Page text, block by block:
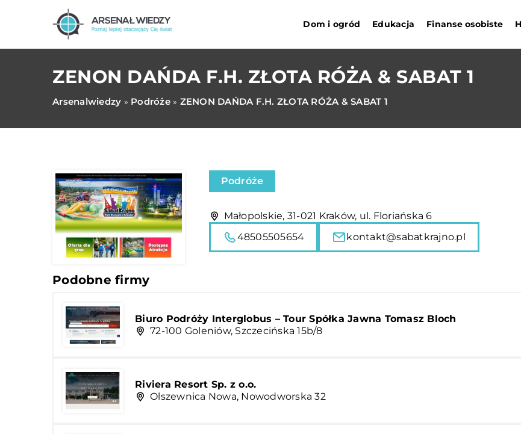
Dom i ogród Edukacja Finanse osobiste
ZENON DAŃDA F.H. ZŁOTA RÓŻA & SABAT 1
Arsenalwiedzy » Podróże» ZENON DAŃDA F.H. ZŁOTA RÓŻA & SABAT 1
Podróże
Małopolskie, 31-021 Kraków, ul. Floriańska 6
48505505654
kontakt@sabatkrajno.pl
Podobne firmy
Biuro Podróży Interglobus – Tour Spółka Jawna Tomasz Bloch
72-100 Goleniów, Szczecińska 15b/8
Riviera Resort Sp. z o.o.
Olszewnica Nowa, Nowodworska 32